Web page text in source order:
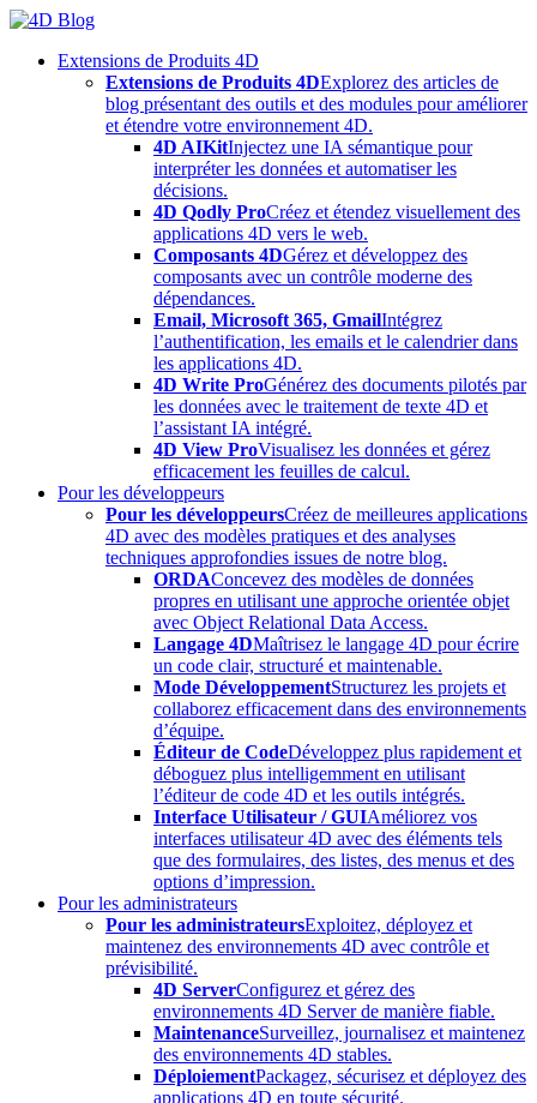
Skip
contentExtensions de Produits 4D
Extensions de Produits 4DExplorez des articles de
blog présentant des outils et des modules pour améliorer
et étendre votre environnement 4D.
4D AIKitInjectez une IA sémantique pour
interpréter les données et automatiser les
décisions.
4D Qodly ProCréez et étendez visuellement des
applications 4D vers le web.
Composants 4DGérez et développez des
composants avec un contrôle moderne des
dépendances.
Email, Microsoft 365, GmailIntégrez
l’authentification, les emails et le calendrier dans
les applications 4D.
4D Write ProGénérez des documents pilotés par
les données avec le traitement de texte 4D et
l’assistant IA intégré.
4D View ProVisualisez les données et gérez
efficacement les feuilles de calcul.
Pour les développeurs
Pour les développeursCréez de meilleures applications
4D avec des modèles pratiques et des analyses
techniques approfondies issues de notre blog.
ORDAConcevez des modèles de données
propres en utilisant une approche orientée objet
avec Object Relational Data Access.
Langage 4DMaîtrisez le langage 4D pour écrire
un code clair, structuré et maintenable.
Mode DéveloppementStructurez les projets et
collaborez efficacement dans des environnements
d’équipe.
Éditeur de CodeDéveloppez plus rapidement et
déboguez plus intelligemment en utilisant
l’éditeur de code 4D et les outils intégrés.
Interface Utilisateur / GUIAméliorez vos
interfaces utilisateur 4D avec des éléments tels
que des formulaires, des listes, des menus et des
options d’impression.
Pour les administrateurs
Pour les administrateursExploitez, déployez et
maintenez des environnements 4D avec contrôle et
prévisibilité.
4D ServerConfigurez et gérez des
environnements 4D Server de manière fiable.
MaintenanceSurveillez, journalisez et maintenez
des environnements 4D stables.
DéploiementPackagez, sécurisez et déployez des
applications 4D en toute sécurité.